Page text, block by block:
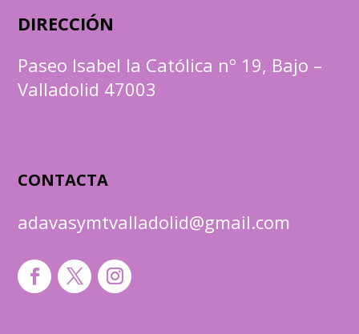
DIRECCIÓN
Paseo Isabel la Católica nº 19, Bajo –
Valladolid 47003
CONTACTA
adavasymtvalladolid@gmail.com